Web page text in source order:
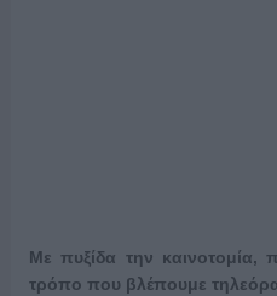
Με πυξίδα την καινοτομία,
τρόπο που βλέπουμε